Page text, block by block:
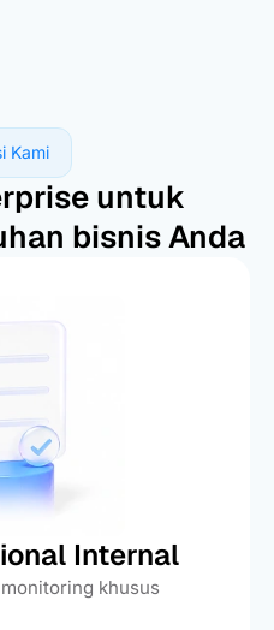
Kami
untuk
bisnis Anda
Internal
khusus